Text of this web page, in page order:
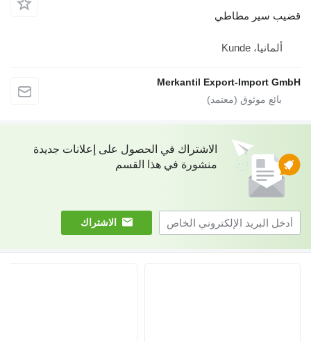
Merkantil
في الحصول على إعلانات جديدة
في هذا القسم
الاشتراك